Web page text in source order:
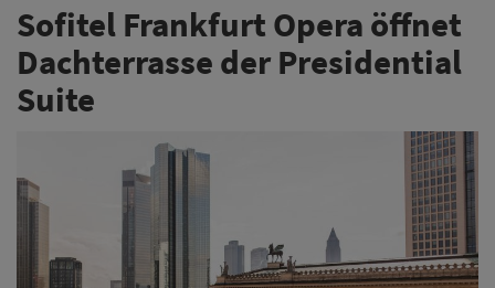
Sofitel Frankfurt Opera öffnet
Dachterrasse der Presidential
Suite